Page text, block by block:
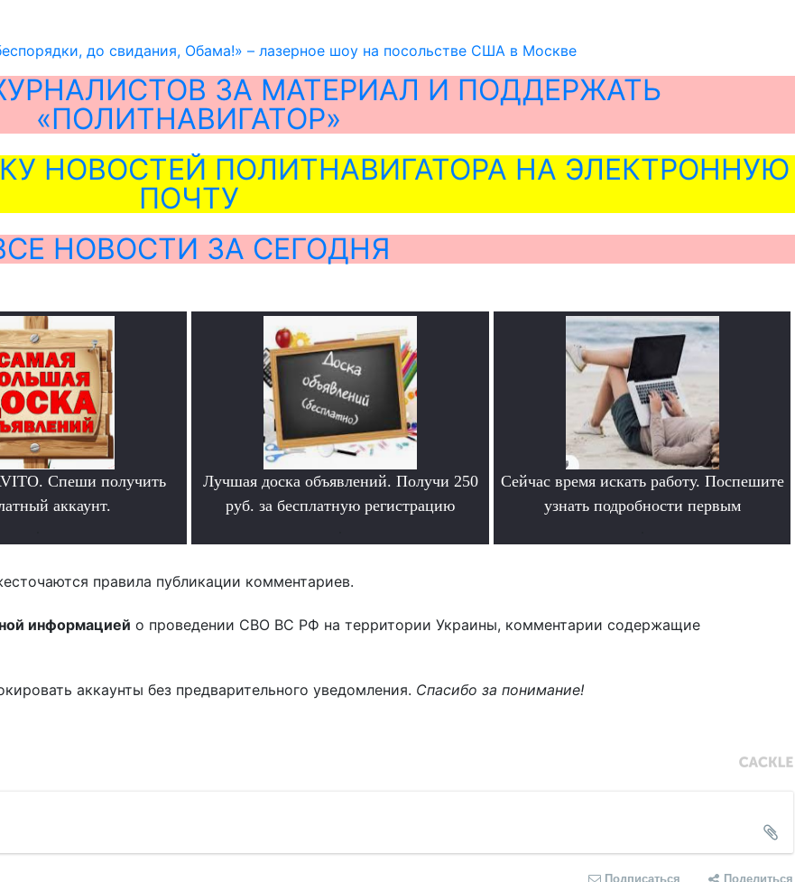
до свидания, Обама!» – лазерное шоу на посольстве США в Москве
ЗА МАТЕРИАЛ И ПОДДЕРЖАТЬ
«ПОЛИТНАВИГАТОР»
НОВОСТЕЙ ПОЛИТНАВИГАТОРА НА ЭЛЕКТРОННУЮ
ПОЧТУ
НОВОСТИ ЗА СЕГОДНЯ
Спеши получить
аккаунт.
Лучшая доска объявлений. Получи 250
руб. за бесплатную регистрацию
Сейчас время искать работу. Поспешите
узнать подробности первым
правила публикации комментариев.
информацией о проведении СВО ВС РФ на территории Украины, комментарии содержащие
аккаунты без предварительного уведомления. Спасибо за понимание!
Подписаться Поделиться